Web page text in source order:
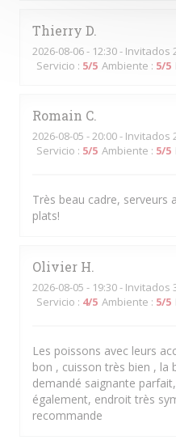
Thierry D
2026-08-06- 12:30 - Invitados
Servicio : 5/5 Ambiente : 5/5
Romain C
2026-08-05 - 20:00 - Invitados
Servicio : 5/5 Ambiente : 5/5
Très beau cadre,
plats!
Olivier H
2026-08-05 - 19:30 - Invitados
Servicio : 4/5 Ambiente : 5/5
Les poissons avec leurs
bon , cuisson très bien , la
demandé saignante
également, endroit très
recommande